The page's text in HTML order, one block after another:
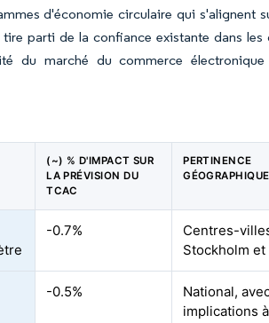
d'économie circulaire qui s'alignent
parti de la confiance existante dans les
du marché du commerce
(~) % D'IMPACT SUR
LA PRÉVISION DU
TCAC
PERTINENCE
GÉOGRAPHIQUE
-0.7%
Centres-
Stockholm
-0.5%
National,
implications